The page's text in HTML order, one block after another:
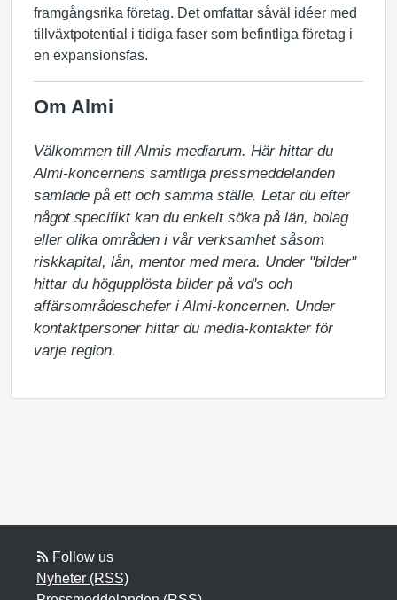
framgångsrika företag. Det omfattar såväl idéer med
tillväxtpotential i tidiga faser som befintliga företag i
en expansionsfas.
Om Almi
Välkommen till Almis mediarum. Här hittar du
Almi-koncernens samtliga pressmeddelanden
samlade på ett och samma ställe. Letar du efter
något specifikt kan du enkelt söka på län, bolag
eller olika områden i vår verksamhet såsom
riskkapital, lån, mentor med mera. Under "bilder"
hittar du högupplösta bilder på vd's och
affärsområdeschefer i Almi-koncernen. Under
kontaktpersoner hittar du media-kontakter för
varje region.
Follow us
Nyheter (RSS)